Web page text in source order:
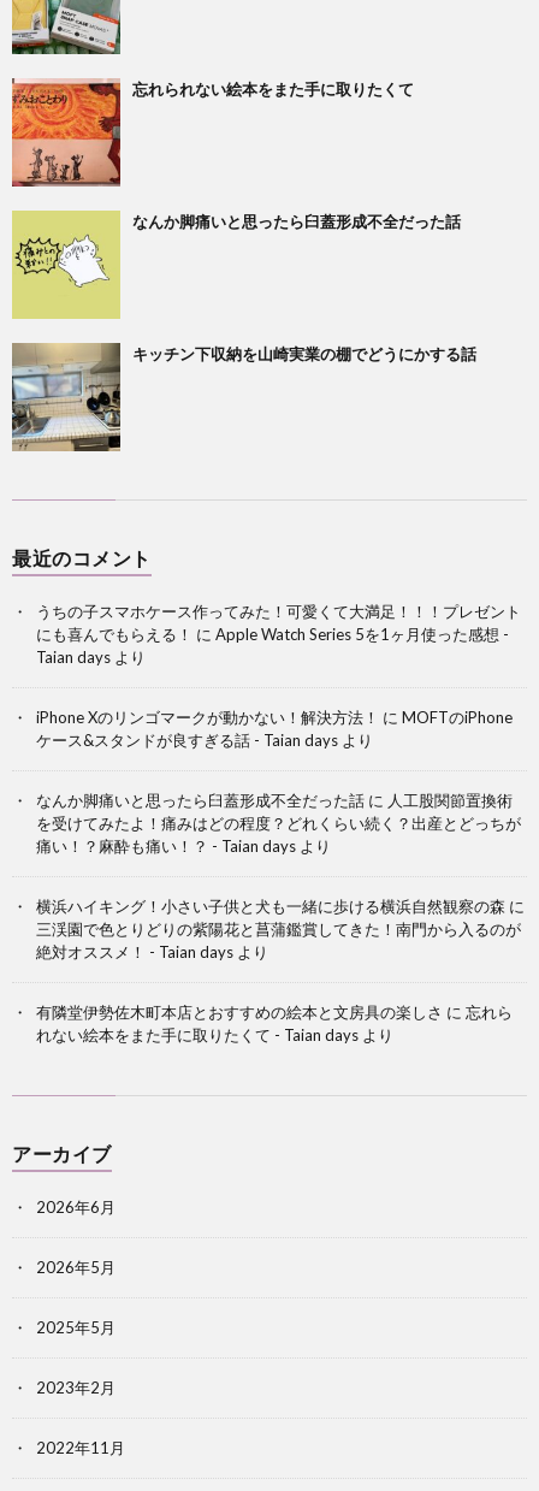
忘れられない絵本をまた手に取りたくて
なんか脚痛いと思ったら臼蓋形成不全だった話
キッチン下収納を山崎実業の棚でどうにかする話
最近のコメント
うちの子スマホケース作ってみた！可愛くて大満足！！！プレゼント
にも喜んでもらえる！ に Apple Watch Series 5を1ヶ月使った感想 -
Taian days より
iPhone Xのリンゴマークが動かない！解決方法！ に MOFTのiPhone
ケース&スタンドが良すぎる話 - Taian days より
なんか脚痛いと思ったら臼蓋形成不全だった話 に 人工股関節置換術
を受けてみたよ！痛みはどの程度？どれくらい続く？出産とどっちが
痛い！？麻酔も痛い！？ - Taian days より
横浜ハイキング！小さい子供と犬も一緒に歩ける横浜自然観察の森 に
三渓園で色とりどりの紫陽花と菖蒲鑑賞してきた！南門から入るのが
絶対オススメ！ - Taian days より
有隣堂伊勢佐木町本店とおすすめの絵本と文房具の楽しさ に 忘れら
れない絵本をまた手に取りたくて - Taian days より
アーカイブ
2026年6月
2026年5月
2025年5月
2023年2月
2022年11月